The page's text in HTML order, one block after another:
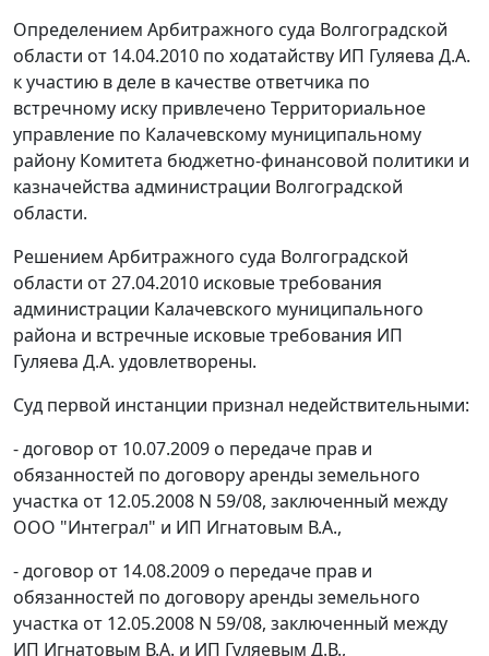
Определением Арбитражного суда Волгоградской
области от 14.04.2010 по ходатайству ИП Гуляева Д.А.
к участию в деле в качестве ответчика по
встречному иску привлечено Территориальное
управление по Калачевскому муниципальному
району Комитета бюджетно-финансовой политики и
казначейства администрации Волгоградской
области.
Решением Арбитражного суда Волгоградской
области от 27.04.2010 исковые требования
администрации Калачевского муниципального
района и встречные исковые требования ИП
Гуляева Д.А. удовлетворены.
Суд первой инстанции признал недействительными:
- договор от 10.07.2009 о передаче прав и
обязанностей по договору аренды земельного
участка от 12.05.2008 N 59/08, заключенный между
ООО "Интеграл" и ИП Игнатовым В.А.,
- договор от 14.08.2009 о передаче прав и
обязанностей по договору аренды земельного
участка от 12.05.2008 N 59/08, заключенный между
ИП Игнатовым В.А. и ИП Гуляевым Д.В.,